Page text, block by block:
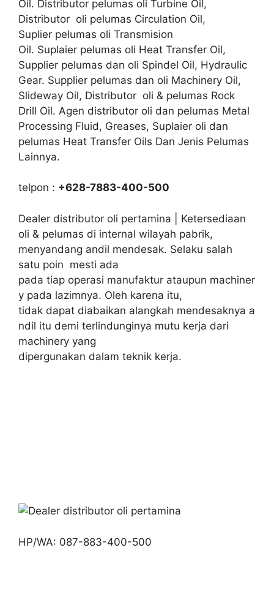
Oil. Distributor pelumas oli Turbine Oil,
Distributor oli pelumas Circulation Oil,
Suplier pelumas oli Transmision
Oil. Suplaier pelumas oli Heat Transfer Oil,
Supplier pelumas dan oli Spindel Oil, Hydraulic
Gear. Supplier pelumas dan oli Machinery Oil,
Slideway Oil, Distributor oli & pelumas Rock
Drill Oil. Agen distributor oli dan pelumas Metal
Processing Fluid, Greases, Suplaier oli dan
pelumas Heat Transfer Oils Dan Jenis Pelumas
Lainnya.
telpon : +628-7883-400-500
Dealer distributor oli pertamina | Ketersediaan
oli & pelumas di internal wilayah pabrik,
menyandang andil mendesak. Selaku salah
satu poin mesti ada
pada tiap operasi manufaktur ataupun machiner
y pada lazimnya. Oleh karena itu,
tidak dapat diabaikan alangkah mendesaknya a
ndil itu demi terlindunginya mutu kerja dari
machinery yang
dipergunakan dalam teknik kerja.
HP/WA: 087-883-400-500